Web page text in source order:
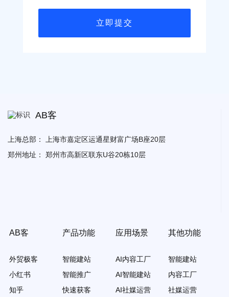
AB客
上海总部：
上海市嘉定区运通星财富广场B座20层
郑州地址：
郑州市高新区联东U谷20栋10层
AB客
外贸极客
小红书
知乎
产品功能
智能建站
智能推广
快速获客
应用场景
AI内容工厂
AI智能建站
AI社媒运营
其他功能
智能建站
内容工厂
社媒运营